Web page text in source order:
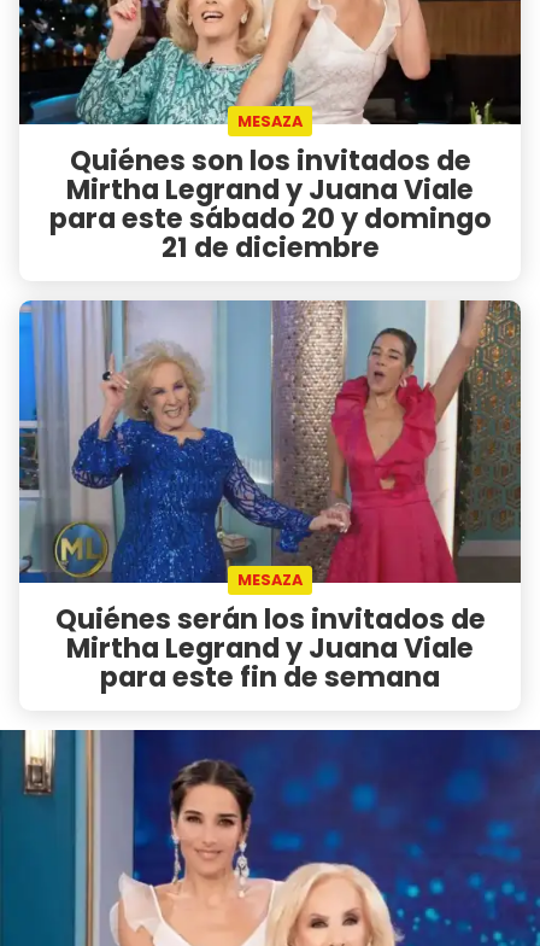
MESAZA
Quiénes son los invitados de
Mirtha Legrand y Juana Viale
para este sábado 20 y domingo
21 de diciembre
MESAZA
Quiénes serán los invitados de
Mirtha Legrand y Juana Viale
para este fin de semana